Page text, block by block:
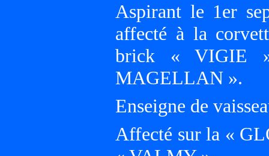
Aspirant le 1er
affecté à la
brick « VIGIE
MAGELLAN ».
Enseigne de
Affecté sur la «